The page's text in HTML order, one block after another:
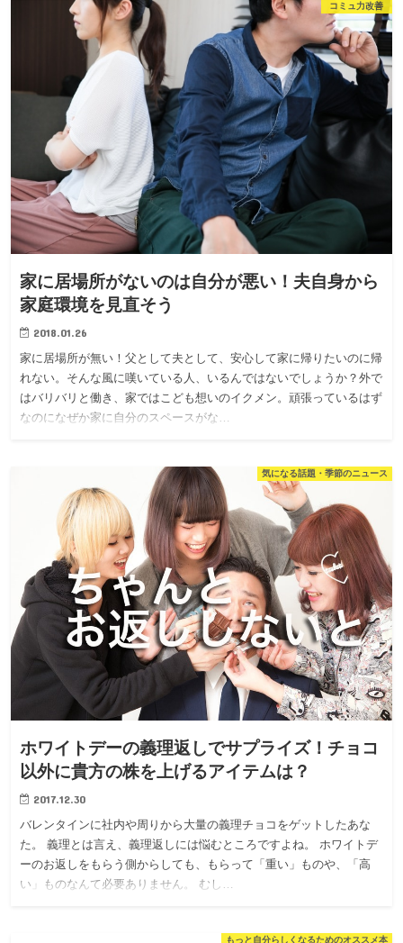
コミュ力改善
家に居場所がないのは自分が悪い！夫自身から
家庭環境を見直そう
2018.01.26
家に居場所が無い！父として夫として、安心して家に帰りたいのに帰
れない。そんな風に嘆いている人、いるんではないでしょうか？外で
はバリバリと働き、家ではこども想いのイクメン。頑張っているはず
なのになぜか家に自分のスペースがな…
気になる話題・季節のニュース
ホワイトデーの義理返しでサプライズ！チョコ
以外に貴方の株を上げるアイテムは？
2017.12.30
バレンタインに社内や周りから大量の義理チョコをゲットしたあな
た。 義理とは言え、義理返しには悩むところですよね。 ホワイトデ
ーのお返しをもらう側からしても、もらって「重い」ものや、「高
い」ものなんて必要ありません。 むし…
もっと自分らしくなるためのオススメ本